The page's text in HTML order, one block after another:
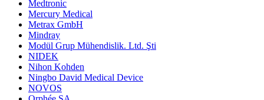
Medtronic
Mercury Medical
Metrax GmbH
Mindray
Modül Grup Mühendislik. Ltd. Şti
NIDEK
Nihon Kohden
Ningbo David Medical Device
NOVOS